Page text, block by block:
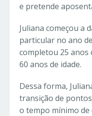
e pretende
Juliana começou a
particular no ano
completou 25 anos
60 anos de idade.
Dessa forma,
transição de
o tempo mínimo de